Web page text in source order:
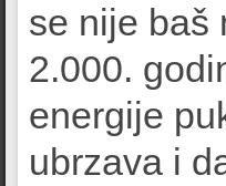
se nije baš
2.000.
energije
ubrzava i